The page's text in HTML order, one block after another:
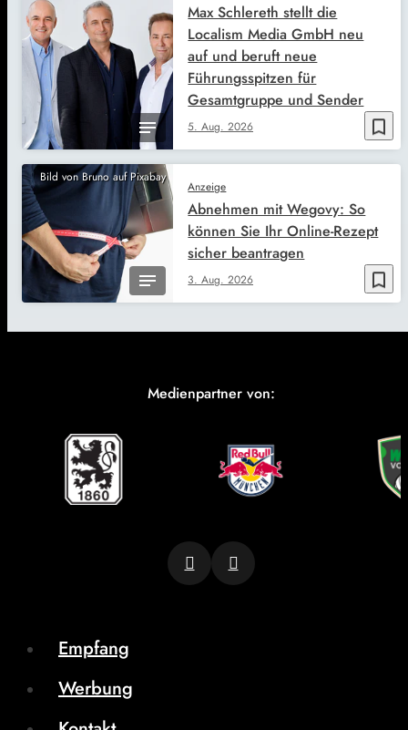
bookmark_border
5. Aug. 2026
Max Schlereth stellt die
Localism Media GmbH neu
auf und beruft neue
Führungsspitzen für
Gesamtgruppe und Sender
Bild von Bruno auf Pixabay
bookmark_border
Anzeige
3. Aug. 2026
Abnehmen mit Wegovy: So
können Sie Ihr Online-Rezept
sicher beantragen
Medienpartner von:
Empfang
Werbung